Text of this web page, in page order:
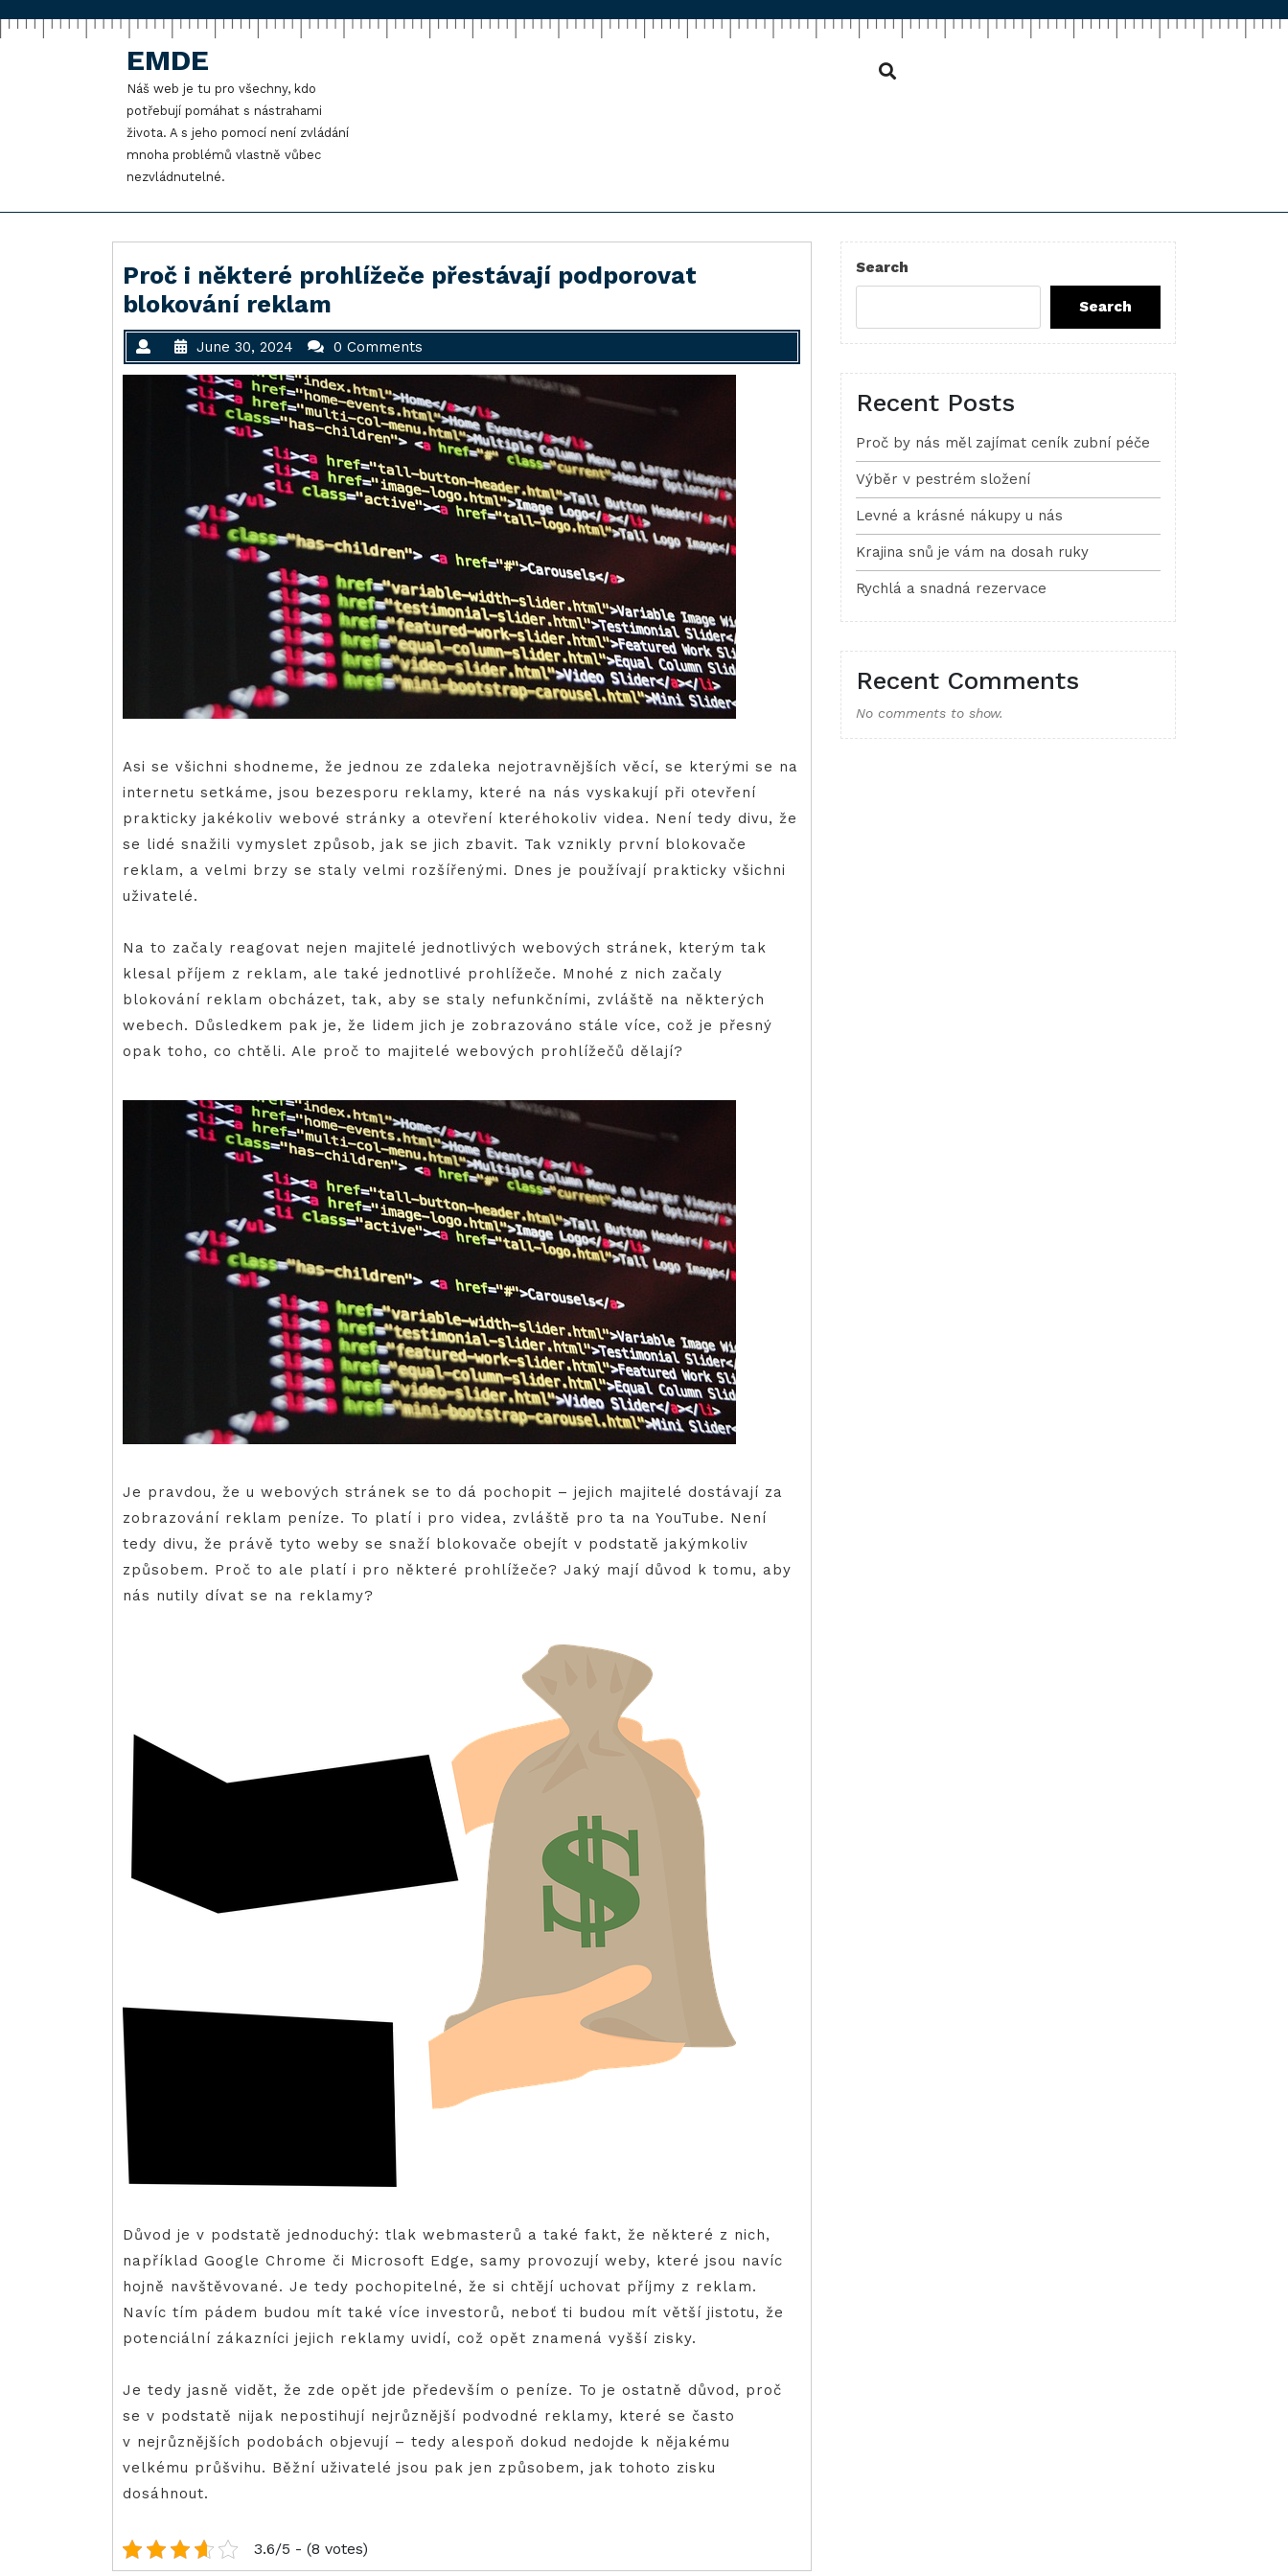
to
EMDE
Náš web je tu pro všechny, kdo
potřebují pomáhat s nástrahami
života. A s jeho pomocí není zvládání
mnoha problémů vlastně vůbec
nezvládnutelné.
Proč i některé prohlížeče přestávají podporovat
blokování reklam
June 30, 2024 0 Comments
Asi se všichni shodneme, že jednou ze zdaleka nejotravnějších věcí, se kterými se na
internetu setkáme, jsou bezesporu reklamy, které na nás vyskakují při otevření
prakticky jakékoliv webové stránky a otevření kteréhokoliv videa. Není tedy divu, že
se lidé snažili vymyslet způsob, jak se jich zbavit. Tak vznikly první blokovače
reklam, a velmi brzy se staly velmi rozšířenými. Dnes je používají prakticky všichni
uživatelé.
Na to začaly reagovat nejen majitelé jednotlivých webových stránek, kterým tak
klesal příjem z reklam, ale také jednotlivé prohlížeče. Mnohé z nich začaly
blokování reklam obcházet, tak, aby se staly nefunkčními, zvláště na některých
webech. Důsledkem pak je, že lidem jich je zobrazováno stále více, což je přesný
opak toho, co chtěli. Ale proč to majitelé webových prohlížečů dělají?
Je pravdou, že u webových stránek se to dá pochopit – jejich majitelé dostávají za
zobrazování reklam peníze. To platí i pro videa, zvláště pro ta na YouTube. Není
tedy divu, že právě tyto weby se snaží blokovače obejít v podstatě jakýmkoliv
způsobem. Proč to ale platí i pro některé prohlížeče? Jaký mají důvod k tomu, aby
nás nutily dívat se na reklamy?
Důvod je v podstatě jednoduchý: tlak webmasterů a také fakt, že některé z nich,
například Google Chrome či Microsoft Edge, samy provozují weby, které jsou navíc
hojně navštěvované. Je tedy pochopitelné, že si chtějí uchovat příjmy z reklam.
Navíc tím pádem budou mít také více investorů, neboť ti budou mít větší jistotu, že
potenciální zákazníci jejich reklamy uvidí, což opět znamená vyšší zisky.
Je tedy jasně vidět, že zde opět jde především o peníze. To je ostatně důvod, proč
se v podstatě nijak nepostihují nejrůznější podvodné reklamy, které se často
v nejrůznějších podobách objevují – tedy alespoň dokud nedojde k nějakému
velkému průšvihu. Běžní uživatelé jsou pak jen způsobem, jak tohoto zisku
dosáhnout.
3.6/5 - (8 votes)
Search
Search
Recent Posts
Proč by nás měl zajímat ceník zubní péče
Výběr v pestrém složení
Levné a krásné nákupy u nás
Krajina snů je vám na dosah ruky
Rychlá a snadná rezervace
Recent Comments
No comments to show.